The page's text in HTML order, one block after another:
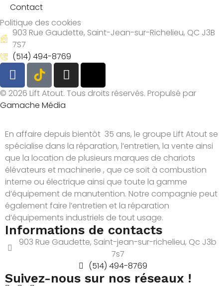
Contact
Politique des cookies
903 Rue Gaudette, Saint-Jean-sur-Richelieu, QC J3B
7S7
(514) 494-8769
© 2026 Lift Atout. Tous droits réservés. Propulsé par
Gamache Média
En affaire depuis bientôt 35 ans, le groupe Lift Atout se
spécialise dans la réparation, l’entretien, la vente ainsi
que la location de plusieurs marques de chariots
élévateurs et machinerie , que ce soit à combustion
interne ou électrique ainsi que toute la gamme
d’équipement de manutention. Notre compagnie peut
également faire l’entretien et la réparation
d’équipements industriels de tout usage.
Informations de contacts
903 Rue Gaudette, Saint-jean-sur-richelieu, Qc J3b
7s7
(514) 494-8769
Suivez-nous sur nos réseaux !